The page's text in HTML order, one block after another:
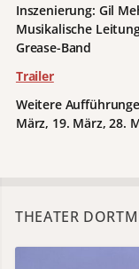
Inszenierung: Gil
Musikalische
Grease-Band
Trailer
Weitere
März, 19. März, 28.
THEATER